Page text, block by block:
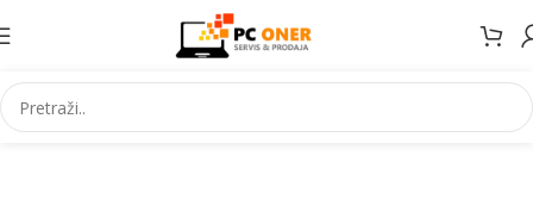
Početna Elektronika Mobiteli Maske za mobitele i dodaci